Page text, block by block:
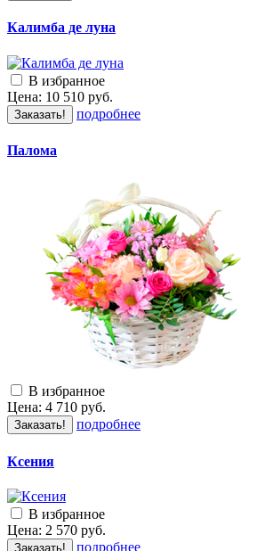
Калимба де луна
В избранное
Цена: 10 510 руб.
Заказать! подробнее
Палома
В избранное
Цена: 4 710 руб.
Заказать! подробнее
Ксения
В избранное
Цена: 2 570 руб.
Заказать! подробнее